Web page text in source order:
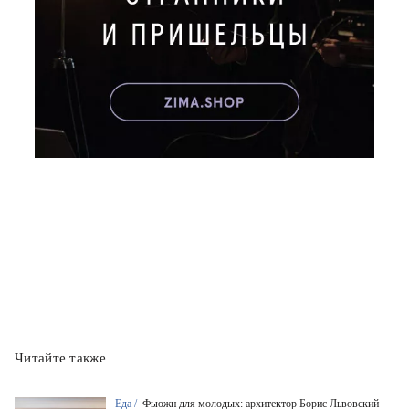
Читайте также
Еда / Фьюжн для молодых: архитектор Борис Львовский